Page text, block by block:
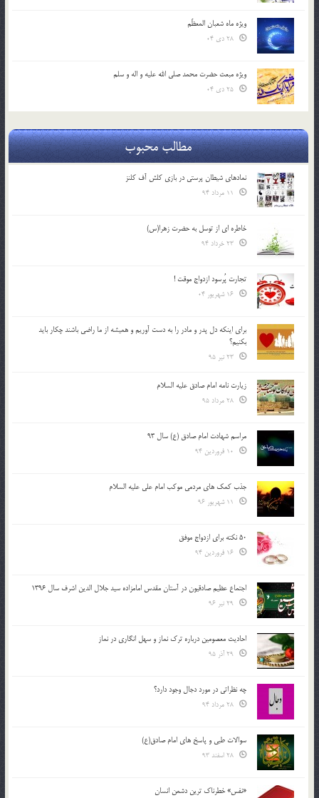
ویژه ماه شعبان المعظّم
ویژه مبعث حضرت محمد صلی الله علیه و اله و سلم
مطالب محبوب
نمادهای شیطان پرستی در بازی کلش آف کلنز
خاطره ای از توسل به حضرت زهرا(س)
تجارت پُرسود ازدواج موقت !
براي اينكه دل پدر و مادر را به دست آوريم و هميشه از ما راضي باشند چكار بايد
بكنيم؟
زیارت نامه امام صادق علیه السلام
مراسم شهادت امام صادق (ع) سال 93
جذب کمک های مردمی موکب امام علی علیه السلام
50 نکته برای ازدواج موفق
اجتماع عظیم صادقیون در آستان مقدس امامزاده سید جلال الدین اشرف سال 1396
احادیث معصومین درباره ترک نماز و سهل انگاری در نماز
چه نظراتی در مورد دجال وجود دارد؟
سوالات طبی و پاسخ های امام صادق(ع)
«نفس» خطرناک ترین دشمن انسان